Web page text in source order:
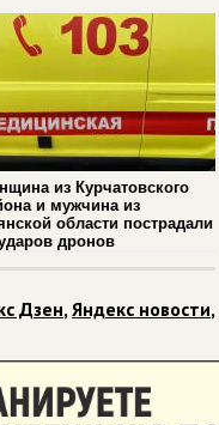
из Курчатовского
и мужчина из
области пострадали
дронов
Дзен,Яндекс новости,